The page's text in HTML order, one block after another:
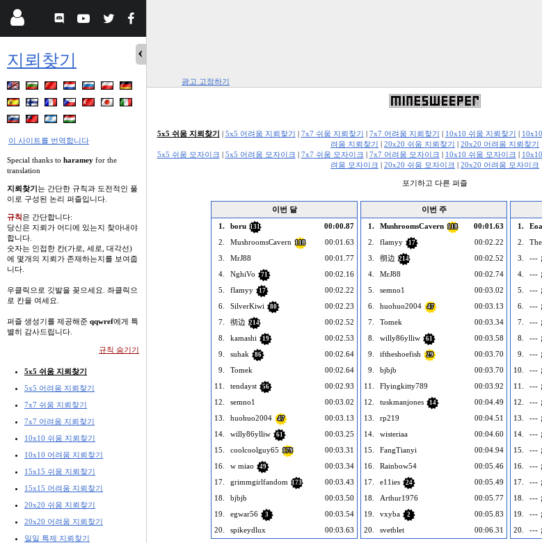
지뢰찾기
이 사이트를 번역합니다
Special thanks to haramey for the
translation
지뢰찾기는 간단한 규칙과 도전적인 풀
이로 구성된 논리 퍼즐입니다.
규칙은 간단합니다:
당신은 지뢰가 어디에 있는지 찾아내야
합니다.
숫자는 인접한 칸(가로, 세로, 대각선)
에 몇개의 지뢰가 존재하는지를 보여줍
니다.
우클릭으로 깃발을 꽂으세요. 좌클릭으
로 칸을 여세요.
퍼즐 생성기를 제공해준 qqwref에게 특
별히 감사드립니다.
규칙 숨기기
5x5 쉬움 지뢰찾기
5x5 어려움 지뢰찾기
7x7 쉬움 지뢰찾기
7x7 어려움 지뢰찾기
10x10 쉬움 지뢰찾기
10x10 어려움 지뢰찾기
15x15 쉬움 지뢰찾기
15x15 어려움 지뢰찾기
20x20 쉬움 지뢰찾기
20x20 어려움 지뢰찾기
일일 특제 지뢰찾기
광고 고정하기
5x5 쉬움 지뢰찾기 | 5x5 어려움 지뢰찾기 | 7x7 쉬움 지뢰찾기 | 7x7 어려움 지뢰찾기 | 10x10 쉬움 지뢰찾기 |
려움 지뢰찾기 | 20x20 쉬움 지뢰찾기 | 20x20 어려움 지뢰찾기
5x5 쉬움 모자이크 | 5x5 어려움 모자이크 | 7x7 쉬움 모자이크 | 7x7 어려움 모자이크 | 10x10 쉬움 모자이크 |
려움 모자이크 | 20x20 쉬움 모자이크 | 20x20 어려움 모자이크
포기하고 다른 퍼즐
이번 달
1.
boru 131
00:00.87
2.
MushroomsCavern 118
00:01.63
3.
MrJ88
00:01.77
4.
NghiVo 71
00:02.16
5.
flamyy 17
00:02.22
6.
SilverKiwi 80
00:02.23
7.
彻边 214
00:02.52
8.
kamashi 19
00:02.53
9.
suhak 86
00:02.64
9.
Tomek
00:02.64
11.
tendayst 56
00:02.93
12.
semno1
00:03.02
13.
huohuo2004 47
00:03.13
14.
willy86ylliw 61
00:03.25
15.
coolcoolguy65 179
00:03.31
16.
w miao 49
00:03.34
17.
grimmgirlfandom 173
00:03.43
18.
bjbjb
00:03.50
19.
egwar56 3
00:03.54
20.
spikeydlux 00:03.63
이번 주
1.
MushroomsCavern 118
00:01.63
2.
flamyy 17
00:02.22
3.
彻边 214
00:02.52
4.
MrJ88
00:02.74
5.
semno1
00:03.02
6.
huohuo2004 47
00:03.13
7.
Tomek
00:03.34
8.
willy86ylliw 61
00:03.58
9.
iftheshoefish 29
00:03.70
9.
bjbjb
00:03.70
11.
Flyingkitty789
00:03.92
12.
tuskmanjones 14
00:04.49
13.
rp219
00:04.51
14.
wisteriaa
00:04.60
15.
FangTianyi
00:04.94
16.
Rainbow54
00:05.46
17.
e11ies 24
00:05.49
18.
Arthur1976
00:05.77
19.
vxyba 2
00:05.83
20.
svetblet 00:06.31
1.
2.
3.
---
4.
---
5.
---
6.
---
7.
---
8.
---
9.
---
10.
---
11.
---
12.
---
13.
---
14.
---
15.
---
16.
---
17.
---
18.
---
19.
---
20.
---